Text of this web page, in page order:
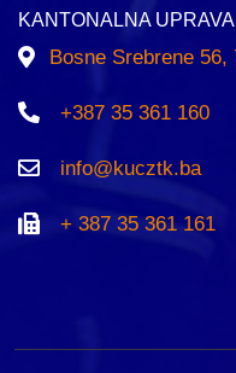
KANTONALNA
Bosne Srebrene 56,
+387 35 361 160
info@kucztk.ba
+ 387 35 361 161